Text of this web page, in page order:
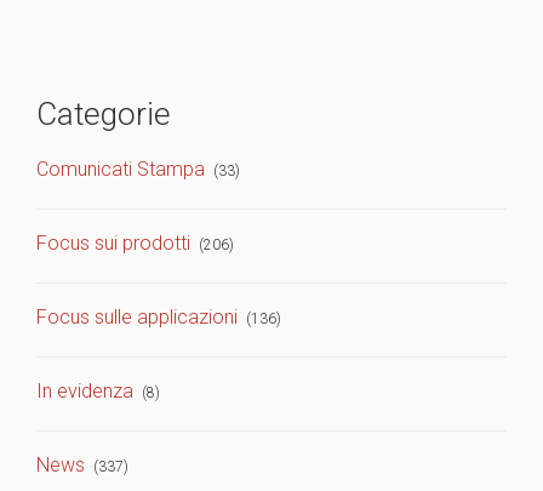
Categorie
Comunicati Stampa (33)
Focus sui prodotti (206)
Focus sulle applicazioni (136)
In evidenza (8)
News (337)